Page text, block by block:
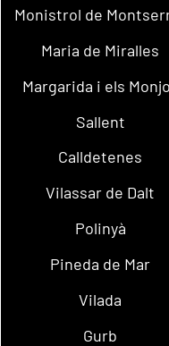
Monistrol de
Maria de Miralles
Margarida i els
Sallent
Calldetenes
Vilassar de Dalt
Polinyà
Pineda de Mar
Vilada
Gurb